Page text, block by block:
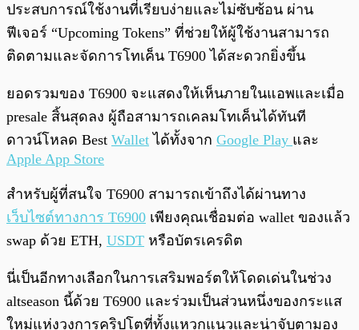
ประสบการณ์ใช้งานที่เรียบง่ายและไม่ซับซ้อน ผ่าน
ฟีเจอร์ “Upcoming Tokens” ที่ช่วยให้ผู้ใช้งานสามารถ
ติดตามและจัดการโทเค็น T6900 ได้สะดวกยิ่งขึ้น
ยอดรวมของ T6900 จะแสดงให้เห็นภายในแอพและเมื่อ
presale สิ้นสุดลง ผู้ถือสามารถเคลมโทเค็นได้ทันที
ดาวน์โหลด Best Wallet ได้ทั้งจาก Google Play และ
Apple App Store
สำหรับผู้ที่สนใจ T6900 สามารถเข้าถึงได้ผ่านทาง
เว็บไซต์ทางการ T6900 เพียงคุณเชื่อมต่อ wallet ของแล้ว
swap ด้วย ETH, USDT หรือบัตรเครดิต
นี่เป็นอีกทางเลือกในการเสริมพอร์ตให้โดดเด่นในช่วง
altseason นี้ด้วย T6900 และร่วมเป็นส่วนหนึ่งของกระแส
ใหม่แห่งวงการคริปโตที่ทั้งแหวกแนวและน่าจับตามอง